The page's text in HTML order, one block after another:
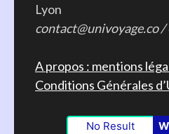
Lyon
contact@univoyage.co /
A propos : mentions
Conditions Générales
No Result